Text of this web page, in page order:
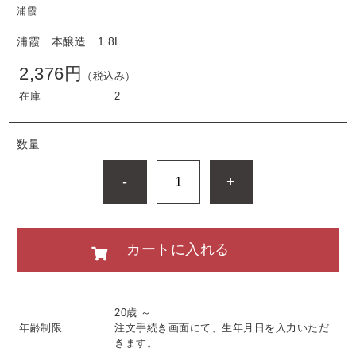
浦霞
浦霞 本醸造 1.8L
2,376円
（税込み）
在庫
2
数量
- +
カートに入れる
年齢制限
20歳 ～
注文手続き画面にて、生年月日を入力いただ
きます。